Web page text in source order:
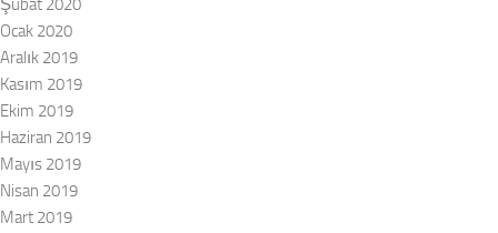
Şubat 2020
Ocak 2020
Aralık 2019
Kasım 2019
Ekim 2019
Haziran 2019
Mayıs 2019
Nisan 2019
Mart 2019